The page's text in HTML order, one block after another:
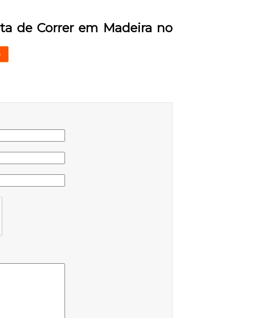
de Correr em Madeira no